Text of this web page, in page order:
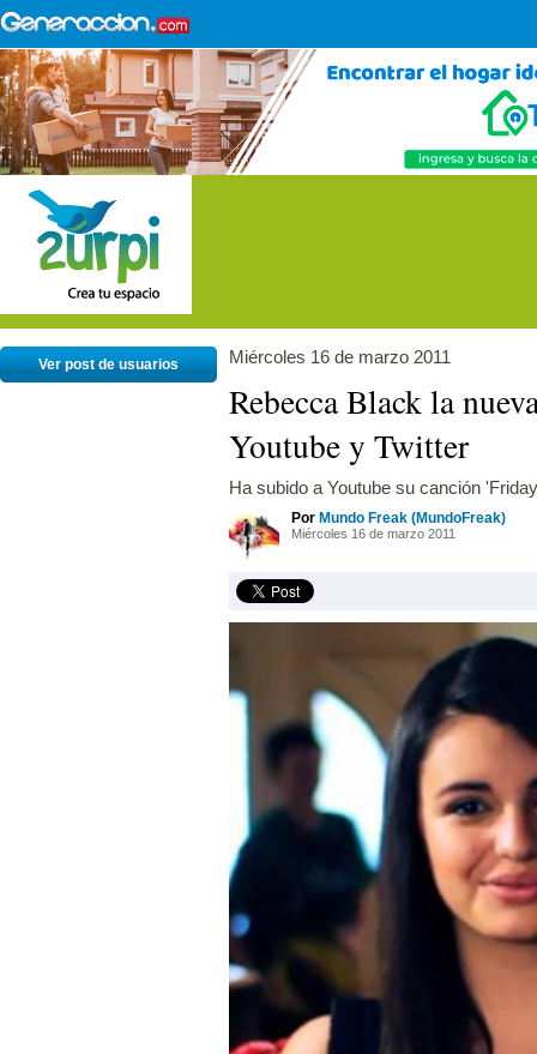
Ver post de usuarios Miércoles 16 de marzo 2011
Rebecca Black la
Youtube y Twitter
Ha subido a Youtube su canción
Por Mundo Freak (MundoFreak)
Miércoles 16 de marzo 2011